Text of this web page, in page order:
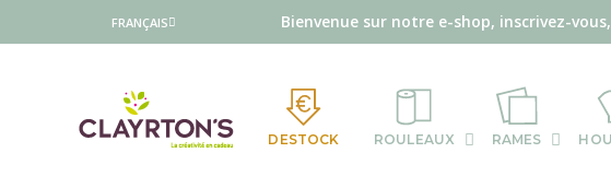
Langue
FRANÇAIS Bienvenue sur notre e-shop, inscrivez-
DESTOCK ROULEAUX RAMES